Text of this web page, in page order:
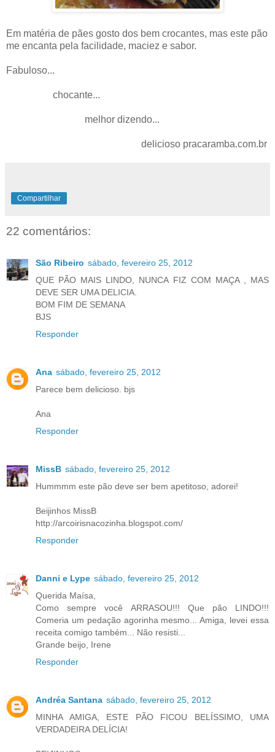
Em matéria de pães gosto dos bem crocantes, mas este pão
me encanta pela facilidade, maciez e sabor.
Fabuloso...
chocante...
melhor dizendo...
delicioso pracaramba.com.br
Compartilhar
22 comentários:
São Ribeiro sábado, fevereiro 25, 2012
QUE PÃO MAIS LINDO, NUNCA FIZ COM MAÇA , MAS
DEVE SER UMA DELICIA.
BOM FIM DE SEMANA
BJS
Responder
Ana sábado, fevereiro 25, 2012
Parece bem delicioso. bjs
Ana
Responder
MissB sábado, fevereiro 25, 2012
Hummmm este pão deve ser bem apetitoso, adorei!
Beijinhos MissB
http://arcoirisnacozinha.blogspot.com/
Responder
Danni e Lype sábado, fevereiro 25, 2012
Querida Maísa,
Como sempre você ARRASOU!!! Que pão LINDO!!!
Comeria um pedação agorinha mesmo... Amiga, levei essa
receita comigo também... Não resisti...
Grande beijo, Irene
Responder
Andréa Santana sábado, fevereiro 25, 2012
MINHA AMIGA, ESTE PÃO FICOU BELÍSSIMO, UMA
VERDADEIRA DELÍCIA!